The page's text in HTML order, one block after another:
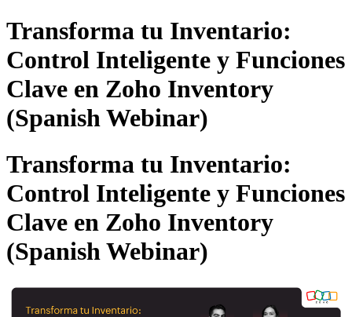
Transforma tu Inventario:
Control Inteligente y Funciones
Clave en Zoho Inventory
(Spanish Webinar)
Transforma tu Inventario:
Control Inteligente y Funciones
Clave en Zoho Inventory
(Spanish Webinar)